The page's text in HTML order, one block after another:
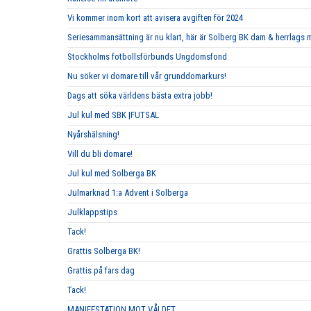
Vi kommer inom kort att avisera avgiften för 2024
Seriesammansättning är nu klart, här är Solberg BK dam & herrlags
Stockholms fotbollsförbunds Ungdomsfond
Nu söker vi domare till vår grunddomarkurs!
Dags att söka världens bästa extra jobb!
Jul kul med SBK |FUTSAL
Nyårshälsning!
Vill du bli domare!
Jul kul med Solberga BK
Julmarknad 1:a Advent i Solberga
Julklappstips
Tack!
Grattis Solberga BK!
Grattis på fars dag
Tack!